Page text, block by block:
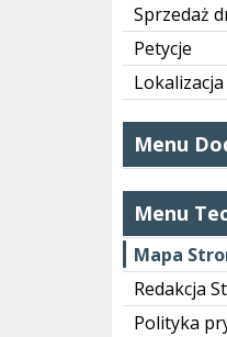
Sprzedaż
Petycje
Lokalizacja
Menu
Menu
Mapa
Redakcja
Polityka